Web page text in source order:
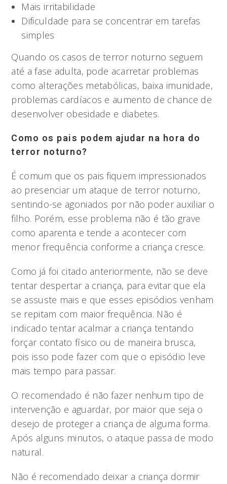
Mais irritabilidade
Dificuldade para se concentrar em tarefas
simples
Quando os casos de terror noturno seguem
até a fase adulta, pode acarretar problemas
como alterações metabólicas, baixa imunidade,
problemas cardíacos e aumento de chance de
desenvolver obesidade e diabetes.
Como os pais podem ajudar na hora do
terror noturno?
É comum que os pais fiquem impressionados
ao presenciar um ataque de terror noturno,
sentindo-se agoniados por não poder auxiliar o
filho. Porém, esse problema não é tão grave
como aparenta e tende a acontecer com
menor frequência conforme a criança cresce.
Como já foi citado anteriormente, não se deve
tentar despertar a criança, para evitar que ela
se assuste mais e que esses episódios venham
se repitam com maior frequência. Não é
indicado tentar acalmar a criança tentando
forçar contato físico ou de maneira brusca,
pois isso pode fazer com que o episódio leve
mais tempo para passar.
O recomendado é não fazer nenhum tipo de
intervenção e aguardar, por maior que seja o
desejo de proteger a criança de alguma forma.
Após alguns minutos, o ataque passa de modo
natural.
Não é recomendado deixar a criança dormir